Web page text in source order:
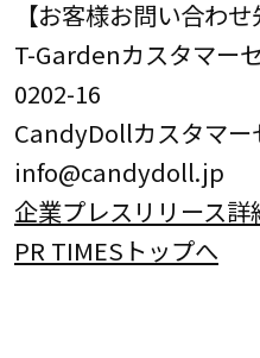
【お客様お問い合わせ
T-Gardenカスタマー
0202-16
CandyDollカスタマー
info@candydoll.jp
企業プレスリリース詳
PR TIMESトップへ